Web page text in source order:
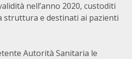
nell’anno 2020, custoditi
struttura e destinati ai pazienti
Autorità Sanitaria le